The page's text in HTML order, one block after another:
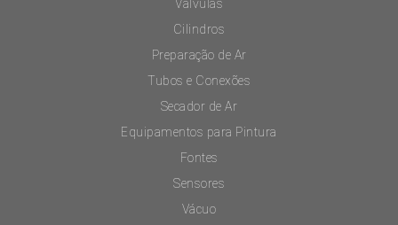
Válvulas
Cilindros
Preparação de Ar
Tubos e Conexões
Secador de Ar
Equipamentos para Pintura
Fontes
Sensores
Vácuo